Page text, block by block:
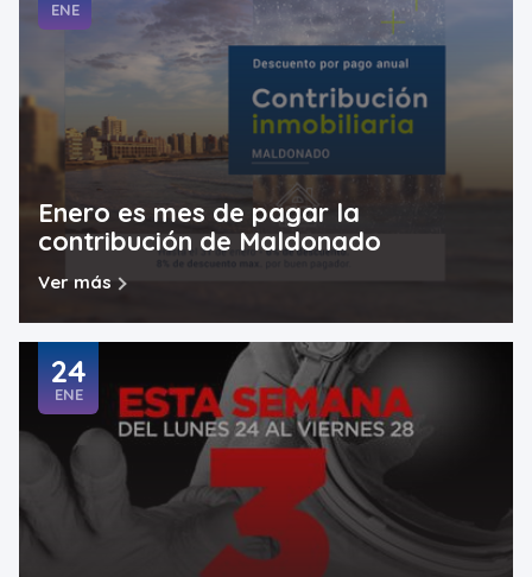
Enero es mes de pagar la
contribución de Maldonado
Ver más
ENE
24
ENE